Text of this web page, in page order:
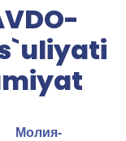
Молия-